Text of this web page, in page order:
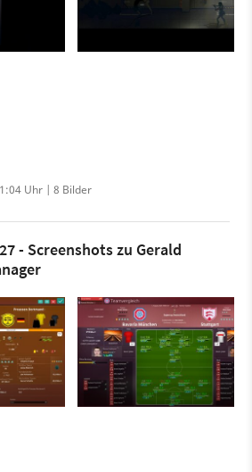
Uhr | 8 Bilder
- Screenshots zu Gerald